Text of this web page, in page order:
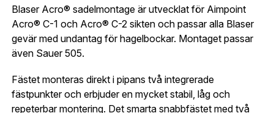
Blaser Acro® sadelmontage är utvecklat för Aimpoint
Acro® C-1 och Acro® C-2 sikten och passar alla Blaser
gevär med undantag för hagelbockar. Montaget passar
även Sauer 505.
Fästet monteras direkt i pipans två integrerade
fästpunkter och erbjuder en mycket stabil, låg och
repeterbar montering. Det smarta snabbfästet med två
Lösenord:*
Postnummer:*
Ort:*
Aimpoint Acro Blasermontage
E-post adress
Jag godkänner att mina uppgifter sparas enligt